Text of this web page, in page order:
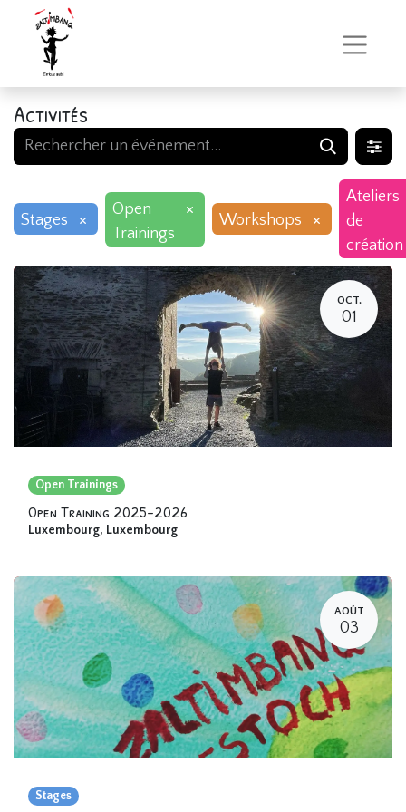
Activités
Stages ×
Open
Trainings
×
Workshops ×
Ateliers
de
création
OCT.
01
Open Trainings
Open Training 2025-2026
Luxembourg, Luxembourg
AOÛT
03
Stages